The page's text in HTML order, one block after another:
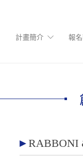
計畫簡介 報
RABBONI